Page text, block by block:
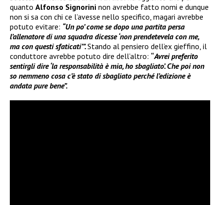
quanto Alfonso Signorini non avrebbe fatto nomi e dunque
non si sa con chi ce l’avesse nello specifico, magari avrebbe
potuto evitare: “Un po’ come se dopo una partita persa
l’allenatore di una squadra dicesse ‘non prendetevela con me,
ma con questi sfaticati’”.Stando al pensiero dell’ex gieffino, il
conduttore avrebbe potuto dire dell’altro: “Avrei preferito
sentirgli dire ‘la responsabilità è mia, ho sbagliato’. Che poi non
so nemmeno cosa c’è stato di sbagliato perché l’edizione è
andata pure bene”.